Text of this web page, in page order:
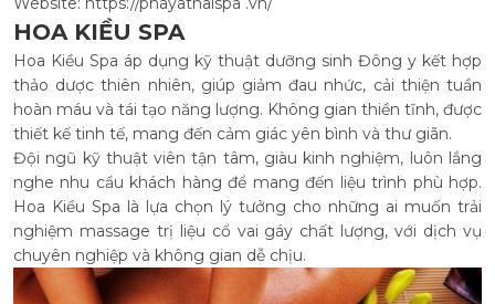
HOA KIỀU SPA
Hoa Kiều Spa áp dụng kỹ thuật dưỡng sinh Đông y kết hợp
thảo dược thiên nhiên, giúp giảm đau nhức, cải thiện tuần
hoàn máu và tái tạo năng lượng. Không gian thiền tĩnh, được
thiết kế tinh tế, mang đến cảm giác yên bình và thư giãn.
Đội ngũ kỹ thuật viên tận tâm, giàu kinh nghiệm, luôn lắng
nghe nhu cầu khách hàng để mang đến liệu trình phù hợp.
Hoa Kiều Spa là lựa chọn lý tưởng cho những ai muốn trải
nghiệm massage trị liệu cổ vai gáy chất lượng, với dịch vụ
chuyên nghiệp và không gian dễ chịu.